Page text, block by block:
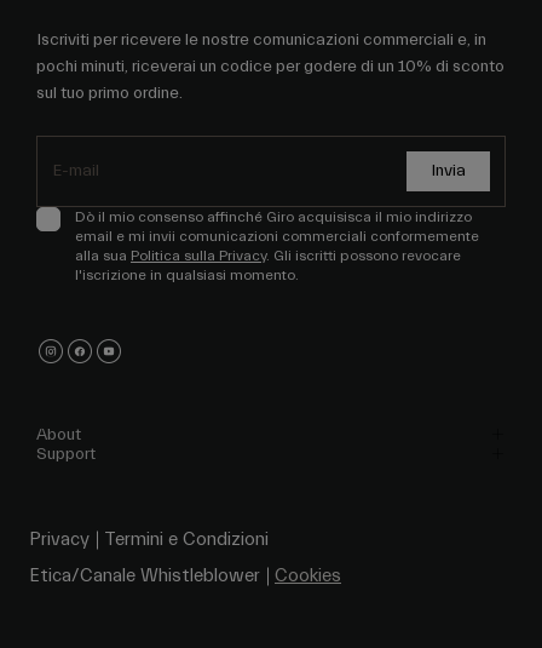
Iscriviti per ricevere le nostre comunicazioni commerciali e, in
pochi minuti, riceverai un codice per godere di un 10% di sconto
sul tuo primo ordine.
Invia
Dò il mio consenso affinché Giro acquisisca il mio indirizzo
email e mi invii comunicazioni commerciali conformemente
alla sua Politica sulla Privacy. Gli iscritti possono revocare
l'iscrizione in qualsiasi momento.
About
Support
Privacy
Termini e Condizioni
Etica/Canale Whistleblower
Cookies